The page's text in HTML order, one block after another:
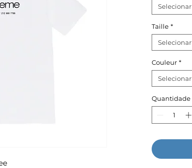
Selecionar
Taille *
Selecionar
Couleur *
Selecionar
Quantidade